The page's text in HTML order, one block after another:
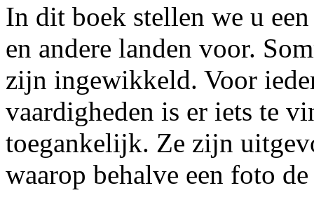
In dit boek stellen we u
en andere landen voor.
zijn ingewikkeld. Voor
vaardigheden is er iets te
toegankelijk. Ze zijn
waarop behalve een foto